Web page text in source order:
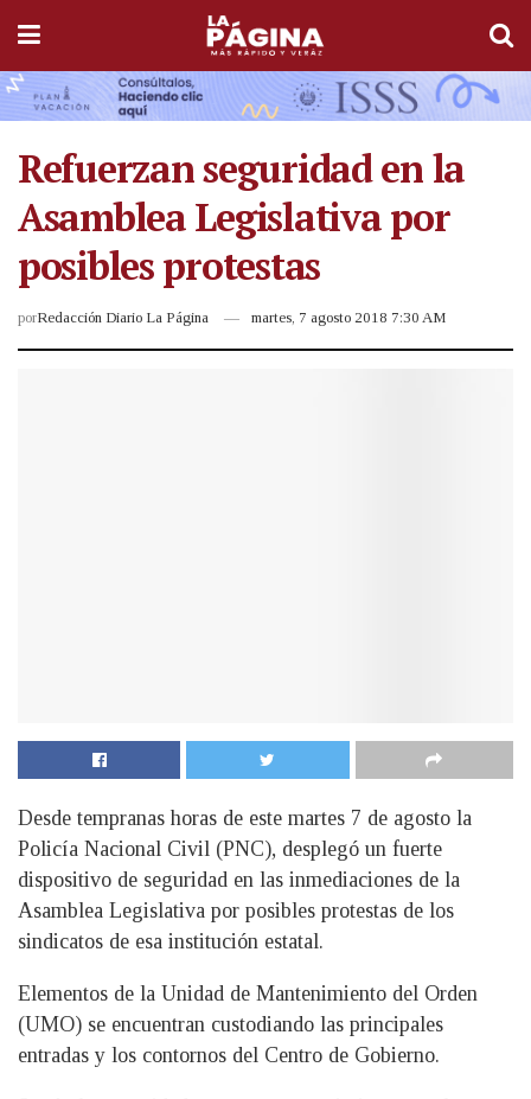
Refuerzan seguridad en la
Asamblea Legislativa por
posibles protestas
porRedacción Diario La Página martes, 7 agosto 2018 7:30 AM
Desde tempranas horas de este martes 7 de agosto la
Policía Nacional Civil (PNC), desplegó un fuerte
dispositivo de seguridad en las inmediaciones de la
Asamblea Legislativa por posibles protestas de los
sindicatos de esa institución estatal.
Elementos de la Unidad de Mantenimiento del Orden
(UMO) se encuentran custodiando las principales
entradas y los contornos del Centro de Gobierno.